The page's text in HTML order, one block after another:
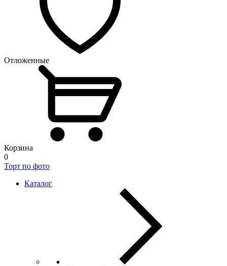
Отложенные
Корзина
0
Торт по фото
Каталог